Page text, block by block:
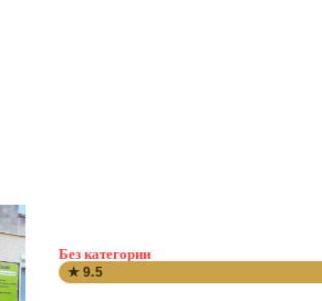
Без категории
★ 9.5